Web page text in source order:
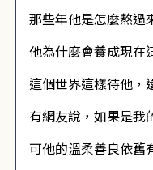
那些年他是怎麼熬過
他為什麼會養成現在
這個世界這樣待他，
有網友說，如果是我
可他的溫柔善良依舊